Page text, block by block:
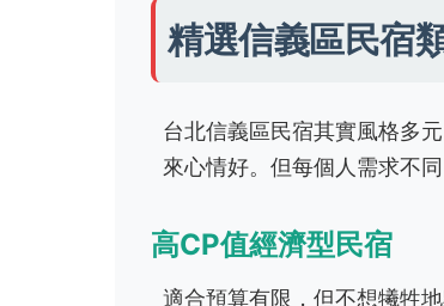
精選信義區民宿
台北信義區民宿其實風格多
來心情好。但每個人需求不
高CP值經濟型民宿
適合預算有限，但不想犧牲